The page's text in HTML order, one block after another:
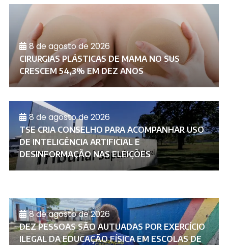
8 de agosto de 2026
CIRURGIAS PLÁSTICAS DE MAMA NO SUS
CRESCEM 54,3% EM DEZ ANOS
8 de agosto de 2026
TSE CRIA CONSELHO PARA ACOMPANHAR USO
DE INTELIGÊNCIA ARTIFICIAL E
DESINFORMAÇÃO NAS ELEIÇÕES
8 de agosto de 2026
DEZ PESSOAS SÃO AUTUADAS POR EXERCÍCIO
ILEGAL DA EDUCAÇÃO FÍSICA EM ESCOLAS DE